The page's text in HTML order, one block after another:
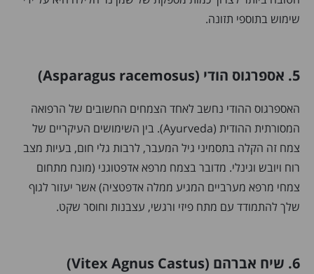
שימוש בתוספי תזונה.
5. אספרגוס הודי (Asparagus racemosus)
האספרגוס ההודי נחשב לאחד הצמחים החשובים של הרפואה
המסורתית ההודית (Ayurveda). בין השימושים העיקריים של
צמח זה הקלה בתסמיני גיל המעבר, לרבות גלי חום, בעיות מצב
רוח ויובש וגינלי. מדובר בצמח מרפא אדפטוגני (מונח מתחום
צמחי מרפא מערביים המגיע ממלה אדפטציה) אשר יעזור לגוף
שלך להתמודד עם מתח פיזי ורגשי, עצבנות וחוסר שקט.
6. שיח אברהם (Vitex Agnus Castus)